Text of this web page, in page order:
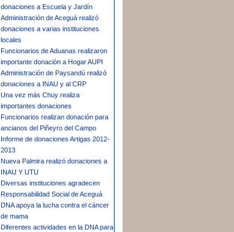
donaciones a Escuela y Jardín
Administración de Aceguá realizó
donaciones a varias instituciones
locales
Funcionarios de Aduanas realizaron
importante donación a Hogar AUPI
Administración de Paysandú realizó
donaciones a INAU y al CRP
Una vez más Chuy realiza
importantes donaciones
Funcionarios realizan donación para
ancianos del Piñeyro del Campo
Informe de donaciones Artigas 2012-
2013
Nueva Palmira realizó donaciones a
INAU Y UTU
Diversas instituciones agradecen
Responsabilidad Social de Aceguá
DNA apoya la lucha contra el cáncer
de mama
Diferentes actividades en la DNA para